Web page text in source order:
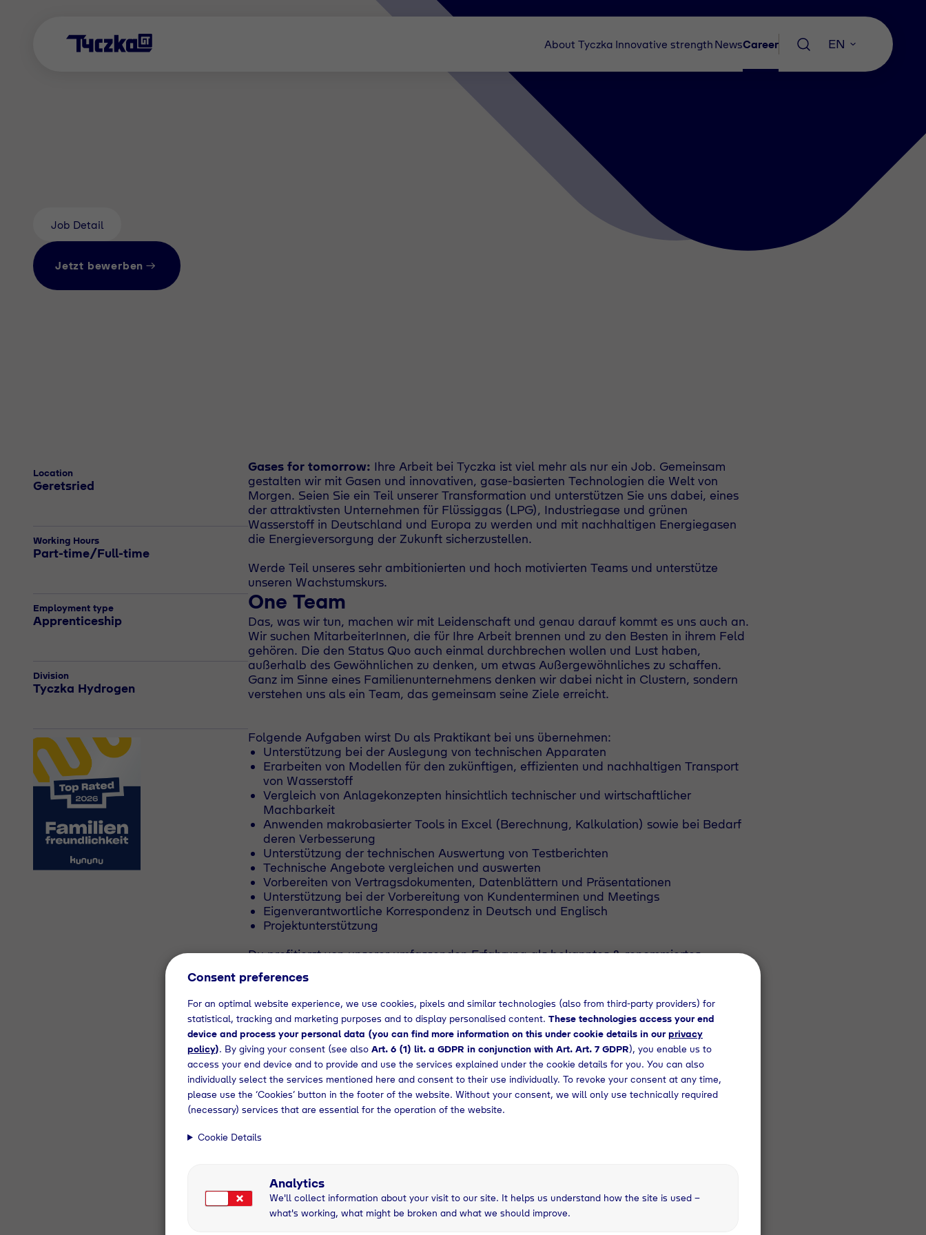
About Tyczka Innovative strength NewsCareer EN
Job Detail
Jetzt bewerben
Location
Geretsried
Working Hours
Part-time/Full-time
Employment type
Apprenticeship
Division
Tyczka Hydrogen
Gases for tomorrow: Ihre Arbeit bei Tyczka ist viel mehr als nur ein Job. Gemeinsam
gestalten wir mit Gasen und innovativen, gase-basierten Technologien die Welt von
Morgen. Seien Sie ein Teil unserer Transformation und unterstützen Sie uns dabei, eines
der attraktivsten Unternehmen für Flüssiggas (LPG), Industriegase und grünen
Wasserstoff in Deutschland und Europa zu werden und mit nachhaltigen Energiegasen
die Energieversorgung der Zukunft sicherzustellen.
Werde Teil unseres sehr ambitionierten und hoch motivierten Teams und unterstütze
unseren Wachstumskurs.
One Team
Das, was wir tun, machen wir mit Leidenschaft und genau darauf kommt es uns auch an.
Wir suchen MitarbeiterInnen, die für Ihre Arbeit brennen und zu den Besten in ihrem Feld
gehören. Die den Status Quo auch einmal durchbrechen wollen und Lust haben,
außerhalb des Gewöhnlichen zu denken, um etwas Außergewöhnliches zu schaffen.
Ganz im Sinne eines Familienunternehmens denken wir dabei nicht in Clustern, sondern
verstehen uns als ein Team, das gemeinsam seine Ziele erreicht.
Folgende Aufgaben wirst Du als Praktikant bei uns übernehmen:
Unterstützung bei der Auslegung von technischen Apparaten
Erarbeiten von Modellen für den zukünftigen, effizienten und nachhaltigen Transport
von Wasserstoff
Vergleich von Anlagekonzepten hinsichtlich technischer und wirtschaftlicher
Machbarkeit
Anwenden makrobasierter Tools in Excel (Berechnung, Kalkulation) sowie bei Bedarf
deren Verbesserung
Unterstützung der technischen Auswertung von Testberichten
Technische Angebote vergleichen und auswerten
Vorbereiten von Vertragsdokumenten, Datenblättern und Präsentationen
Unterstützung bei der Vorbereitung von Kundenterminen und Meetings
Eigenverantwortliche Korrespondenz in Deutsch und Englisch
Projektunterstützung
Du profitierst von unserer umfassenden Erfahrung als bekanntes & renommiertes
Hydrogen eng von Deinem Team betreut.
Success through diversity
Neue Ideenansätze, Fortschritt und Talent kommen in vielen verschiedenen Formen und
jede davon ist gleich wichtig, um uns als Unternehmen und als Team weiter
voranzubringen. Gegenseitige Akzeptanz, Wertschätzung und Respekt gehören zu
unseren Grundwerten und sind fest in unserer Arbeitsweise verbunden, denn für uns ist es
wichtig, nicht nur den Mitarbeitenden, sondern auch den Menschen zu sehen.
Diese Kompetenzen und Erfahrungen solltest Du bereits mitbringen:
Hohes Maß an Engagement und Zuverlässigkeit
Ausgeprägte Team- und Kommunikationsfähigkeit
Sehr gute Deutsch und Englischkenntnisse in Wort und Schrift
Consent preferences
For an optimal website experience, we use cookies, pixels and similar technologies (also from third-party providers) for
statistical, tracking and marketing purposes and to display personalised content. These technologies access your end
device and process your personal data (you can find more information on this under cookie details in ourprivacy
policy). By giving your consent (see also Art. 6 (1) lit. a GDPR in conjunction with Art. Art. 7 GDPR), you enable us to
access your end device and to provide and use the services explained under the cookie details for you. You can also
individually select the services mentioned here and consent to their use individually. To revoke your consent at any time,
please use the ‘Cookies’ button in the footer of the website. Without your consent, we will only use technically required
(necessary) services that are essential for the operation of the website.
Cookie Details
Analytics
We'll collect information about your visit to our site. It helps us understand how the site is used –
what's working, what might be broken and what we should improve.